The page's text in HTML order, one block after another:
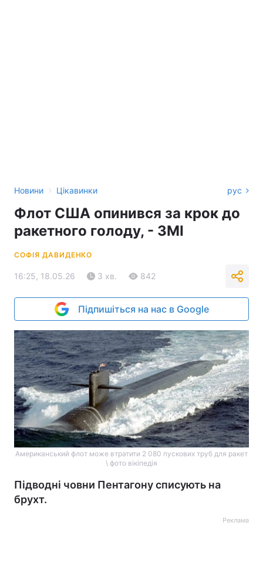
Новини › Цікавинки рус
Флот США опинився за крок до
ракетного голоду, - ЗМІ
СОФІЯ ДАВИДЕНКО
16:25, 18.05.26 3 хв. 842
Підпишіться на нас в Google
Американський флот може втратити 2 080 пускових труб для ракет
\ фото вікіпедія
Підводні човни Пентагону списують на
брухт.
Реклама